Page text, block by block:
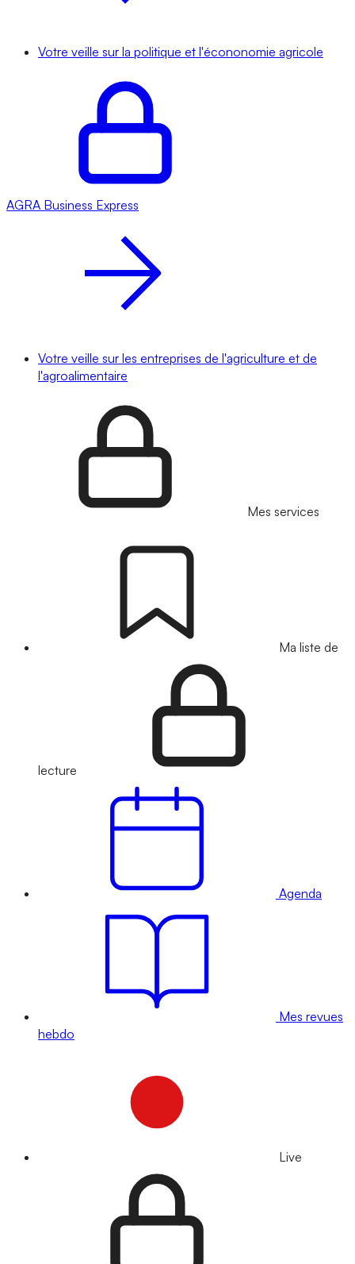
Votre veille sur la politique et l'écononomie agricole
AGRA Business Express
Votre veille sur les entreprises de l'agriculture et de
l'agroalimentaire
Mes services
Ma liste de
lecture
Agenda
Mes revues
hebdo
Live